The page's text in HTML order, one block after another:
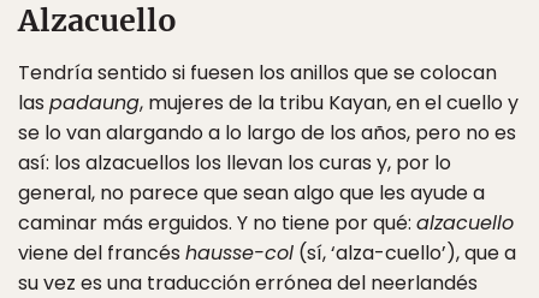
Alzacuello
Tendría sentido si fuesen los anillos que se colocan
las padaung, mujeres de la tribu Kayan, en el cuello y
se lo van alargando a lo largo de los años, pero no es
así: los alzacuellos los llevan los curas y, por lo
general, no parece que sean algo que les ayude a
caminar más erguidos. Y no tiene por qué: alzacuello
viene del francés hausse-col (sí, ‘alza-cuello’), que a
su vez es una traducción errónea del neerlandés